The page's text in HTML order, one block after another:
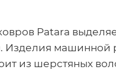
Patara
Изделия машинной
из шерстяных